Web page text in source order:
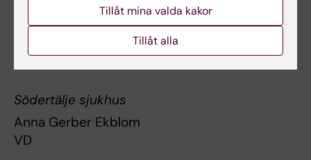
Sandra af Winklerfelt
Verksamhetschef
Södertälje sjukhus
Anna Gerber Ekblom
VD
Tillåt mina valda kakor
Tillåt alla